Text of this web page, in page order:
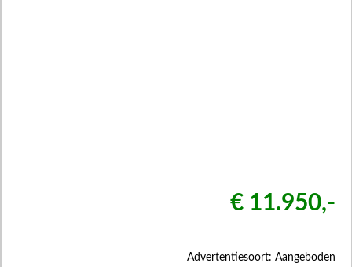
€ 11.950,-
Advertentiesoort: Aangeboden